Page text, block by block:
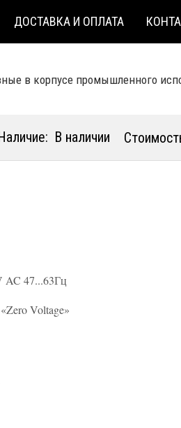
ДОСТАВКА И ОПЛАТА
в корпусе промышленного
В наличии
AC 47...63Гц
Voltage»